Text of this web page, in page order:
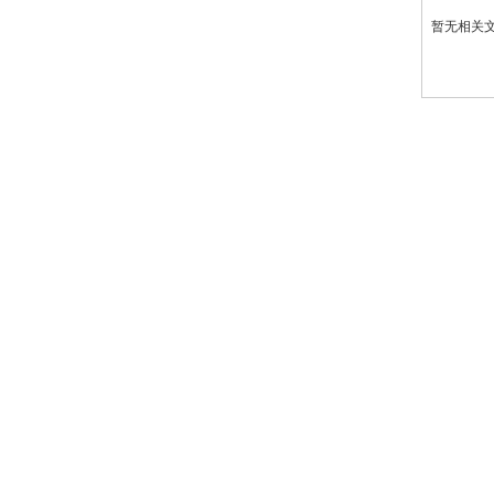
暂无相关